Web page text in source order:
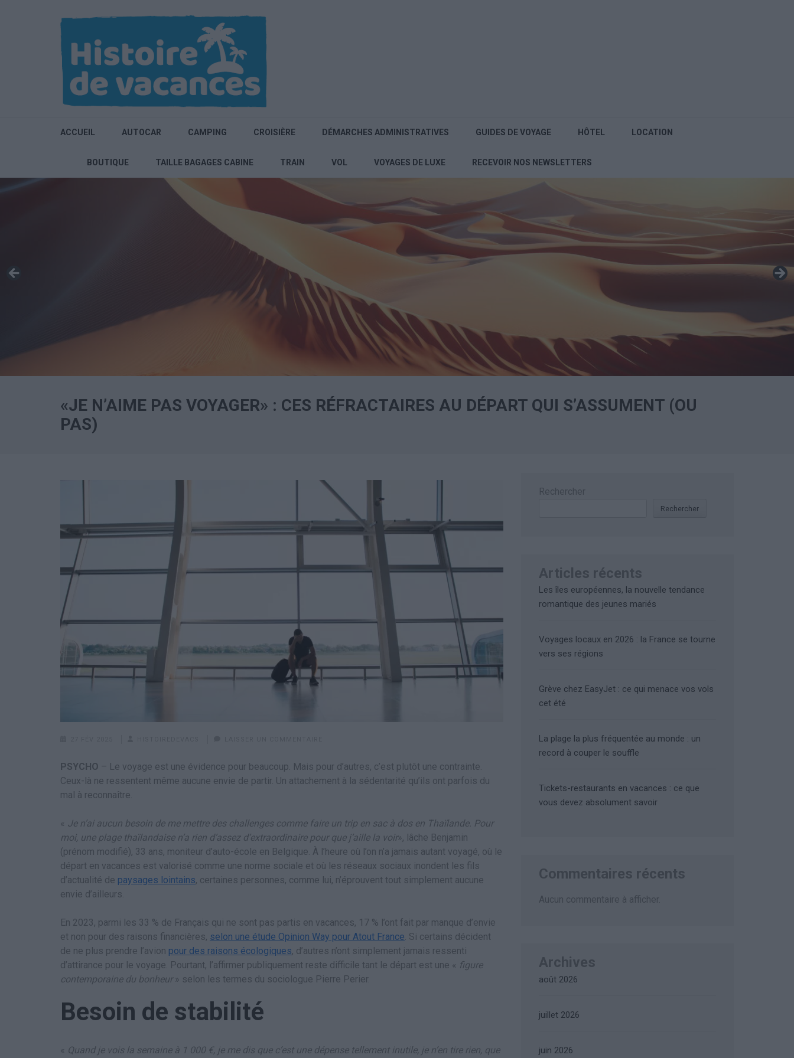
ACCUEIL AUTOCAR CAMPING CROISIÈRE DÉMARCHES ADMINISTRATIVES GUIDES DE VOYAGE HÔTEL LOCATION
BOUTIQUE TAILLE BAGAGES CABINE TRAIN VOL VOYAGES DE LUXE RECEVOIR NOS NEWSLETTERS
«JE N’AIME PAS VOYAGER» : CES RÉFRACTAIRES AU DÉPART QUI S’ASSUMENT (OU
PAS)
PSYCHO – Le voyage est une évidence pour beaucoup. Mais pour d’autres, c’est plutôt une contrainte.
Ceux-là ne ressentent même aucune envie de partir. Un attachement à la sédentarité qu’ils ont parfois du
mal à reconnaître.
« Je n’ai aucun besoin de me mettre des challenges comme faire un trip en sac à dos en Thaïlande. Pour
moi, une plage thaïlandaise n’a rien d’assez d’extraordinaire pour que j’aille la voir», lâche Benjamin
(prénom modifié), 33 ans, moniteur d’auto-école en Belgique. À l’heure où l’on n’a jamais autant voyagé, où le
départ en vacances est valorisé comme une norme sociale et où les réseaux sociaux inondent les fils
d’actualité de paysages lointains, certaines personnes, comme lui, n’éprouvent tout simplement aucune
envie d’ailleurs.
En 2023, parmi les 33 % de Français qui ne sont pas partis en vacances, 17 % l’ont fait par manque d’envie
et non pour des raisons financières, selon une étude Opinion Way pour Atout France . Si certains décident
de ne plus prendre l’avion pour des raisons écologiques, d’autres n’ont simplement jamais ressenti
d’attirance pour le voyage. Pourtant, l’affirmer publiquement reste difficile tant le départ est une « figure
contemporaine du bonheur» selon les termes du sociologue Pierre Perier.
Besoin de stabilité
« Quand je vois la semaine à 1 000 €, je me dis que c’est une dépense tellement inutile, je n’en tire rien, que
Rechercher
Rechercher
Articles récents
Les îles européennes, la nouvelle tendance
romantique des jeunes mariés
Voyages locaux en 2026 : la France se tourne
vers ses régions
Grève chez EasyJet : ce qui menace vos vols
cet été
La plage la plus fréquentée au monde : un
record à couper le souffle
Tickets-restaurants en vacances : ce que
vous devez absolument savoir
Commentaires récents
Aucun commentaire à afficher.
Archives
août 2026
juillet 2026
juin 2026